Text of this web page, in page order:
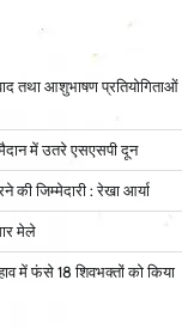
तथा आशुभाषण प्रतियोगिताओं
में उतरे एसएसपी दून
की जिम्मेदारी : रेखा आर्या
मेले
में फंसे 18 शिवभक्तों को किया